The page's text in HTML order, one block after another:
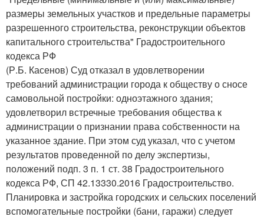
размеры земельных участков и предельные параметры
разрешенного строительства, реконструкции объектов
капитального строительства" Градостроительного
кодекса РФ
(Р.Б. Касенов) Суд отказал в удовлетворении
требований администрации города к обществу о сносе
самовольной постройки: одноэтажного здания;
удовлетворил встречные требования общества к
администрации о признании права собственности на
указанное здание. При этом суд указал, что с учетом
результатов проведенной по делу экспертизы,
положений подп. 3 п. 1 ст. 38 Градостроительного
кодекса РФ, СП 42.13330.2016 Градостроительство.
Планировка и застройка городских и сельских поселений
вспомогательные постройки (бани, гаражи) следует